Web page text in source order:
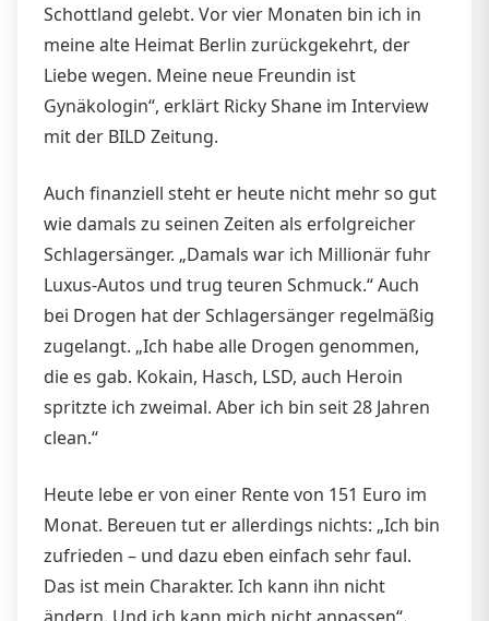
Schottland gelebt. Vor vier Monaten bin ich in
meine alte Heimat Berlin zurückgekehrt, der
Liebe wegen. Meine neue Freundin ist
Gynäkologin“, erklärt Ricky Shane im Interview
mit der BILD Zeitung.
Auch finanziell steht er heute nicht mehr so gut
wie damals zu seinen Zeiten als erfolgreicher
Schlagersänger. „Damals war ich Millionär fuhr
Luxus-Autos und trug teuren Schmuck.“ Auch
bei Drogen hat der Schlagersänger regelmäßig
zugelangt. „Ich habe alle Drogen genommen,
die es gab. Kokain, Hasch, LSD, auch Heroin
spritzte ich zweimal. Aber ich bin seit 28 Jahren
clean.“
Heute lebe er von einer Rente von 151 Euro im
Monat. Bereuen tut er allerdings nichts: „Ich bin
zufrieden – und dazu eben einfach sehr faul.
Das ist mein Charakter. Ich kann ihn nicht
ändern. Und ich kann mich nicht anpassen“,